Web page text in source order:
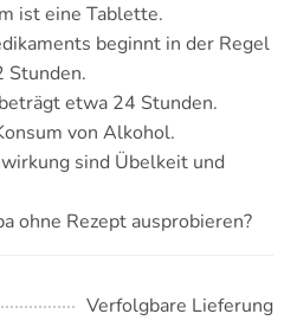
ist eine Tablette.
beginnt in der Regel
Stunden.
etwa 24 Stunden.
von Alkohol.
sind Übelkeit und
ohne Rezept ausprobieren?
Verfolgbare Lieferung